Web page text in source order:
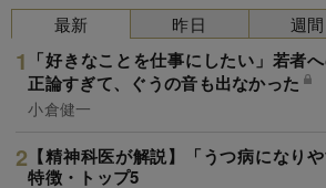
最新
「好きなことを仕事にしたい」若者
正論すぎて、ぐうの音も出なかった
小倉健一
【精神科医が解説】「うつ病になり
特徴・トップ5
昨日 週間